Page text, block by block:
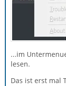
...im
lesen.
Das ist erst mal